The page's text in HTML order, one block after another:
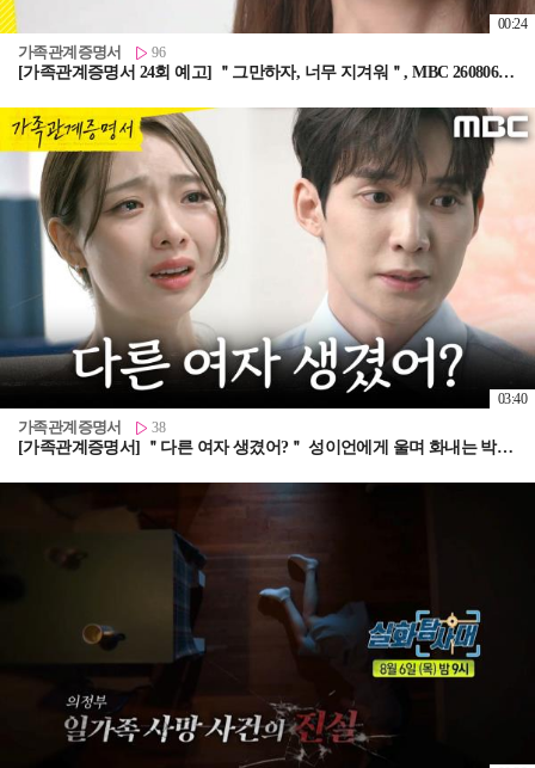
가족관계증명서 96
[가족관계증명서 24회 예고] ＂그만하자, 너무 지겨워＂, MBC 260806 방송
00:24
가족관계증명서 38
[가족관계증명서] ＂다른 여자 생겼어?＂ 성이언에게 울며 화내는 박솔라, MBC 260805 방송
03:40